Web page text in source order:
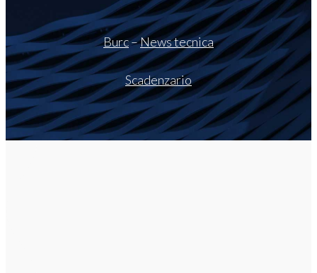
Burc–News tecnica
Scadenzario